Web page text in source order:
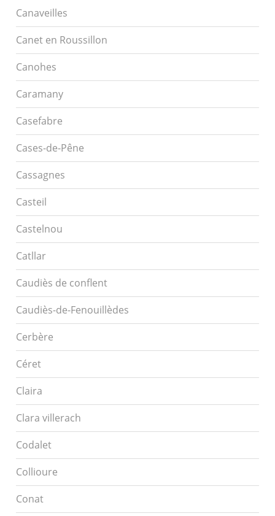
Canaveilles
Canet en Roussillon
Canohes
Caramany
Casefabre
Cases-de-Pêne
Cassagnes
Casteil
Castelnou
Catllar
Caudiès de conflent
Caudiès-de-Fenouillèdes
Cerbère
Céret
Claira
Clara villerach
Codalet
Collioure
Conat